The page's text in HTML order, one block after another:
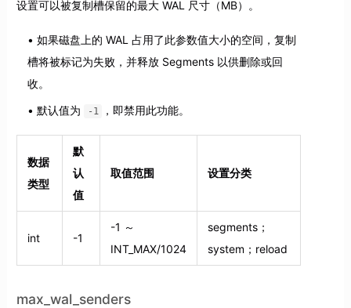
设置可以被复制槽保留的最大 WAL 尺寸（MB）。
如果磁盘上的 WAL 占用了此参数值大小的空间，复制
槽将被标记为失败，并释放 Segments 以供删除或回
收。
默认值为 -1 ，即禁用此功能。
数据
类型
默
认
值
取值范围 设置分类
int -1
-1 ～
INT_MAX/1024
segments；
system；reload
max_wal_senders